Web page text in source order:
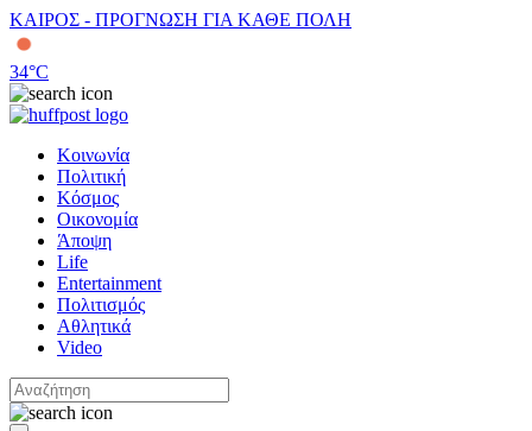
ΚΑΙΡΟΣ - ΠΡΟΓΝΩΣΗ ΓΙΑ ΚΑΘΕ ΠΟΛΗ
34°C
Κοινωνία
Πολιτική
Κόσμος
Οικονομία
Άποψη
Life
Entertainment
Πολιτισμός
Αθλητικά
Video